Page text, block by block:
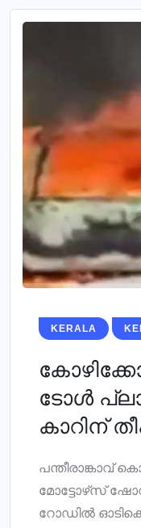
KERALA
ടോള്‍
കാറിന്
പന്തീരാങ്കാവ്
മോട്ടോഴ്‌സ്
റോഡിൽ